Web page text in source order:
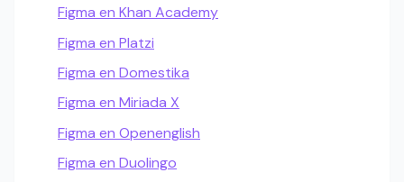
Figma en Khan Academy
Figma en Platzi
Figma en Domestika
Figma en Miriada X
Figma en Openenglish
Figma en Duolingo